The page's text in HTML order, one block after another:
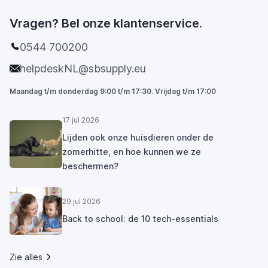
Vragen? Bel onze klantenservice.
0544 700200
helpdeskNL@sbsupply.eu
Maandag t/m donderdag 9:00 t/m 17:30. Vrijdag t/m 17:00
17 jul 2026
Lijden ook onze huisdieren onder de
zomerhitte, en hoe kunnen we ze
beschermen?
29 jul 2026
Back to school: de 10 tech-essentials
Zie alles